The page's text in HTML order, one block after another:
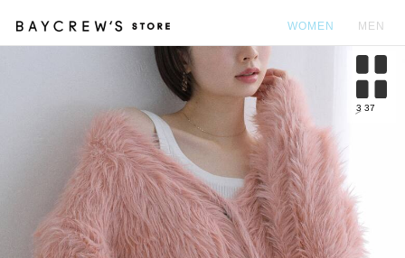
WOMEN MEN
3 37